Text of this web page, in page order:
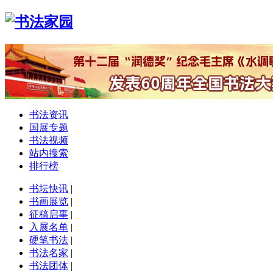
书法资讯
国展专题
书法视频
站内搜索
排行榜
书坛快讯 |
书画展览 |
征稿启事 |
入展名单 |
硬笔书法 |
书法名家 |
书法团体 |